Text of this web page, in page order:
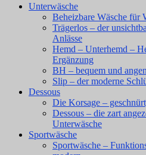
Unterwäsche
Beheizbare Wäsche für
Trägerlos – der
Anlässe
Hemd – Unterhemd –
Ergänzung
BH – bequem und
Slip – der moderne
Dessous
Die Korsage –
Dessous – die zart
Unterwäsche
Sportwäsche
Sportwäsche –